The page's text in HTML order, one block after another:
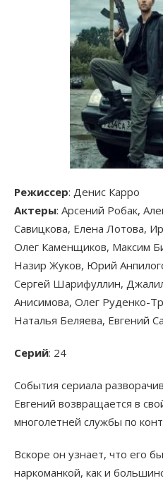
Режиссер: Денис Карро
Актеры: Арсений Робак,
Савицкова, Елена Лотова,
Олег Каменщиков, Максим
Назир Жуков, Юрий
Сергей Шарифуллин,
Анисимова, Олег Руденко-
Наталья Беляева, Евгений
Серий: 24
События сериала
Евгений возвращается в
многолетней службы по
Вскоре он узнает, что его
наркоманкой, как и